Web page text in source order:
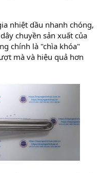
nhiệt dầu nhanh chóng,
chuyền sản xuất của
chính là "chìa khóa"
mà và hiệu quả hơn